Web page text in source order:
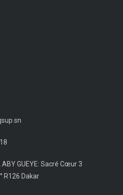
ABY GUEYE: Sacré Cœur 3
R126 Dakar